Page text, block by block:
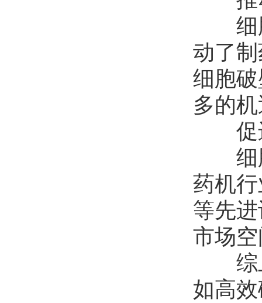
细胞
动了
细胞
多的
促进
细胞
药机
等先
市场
综上
如高